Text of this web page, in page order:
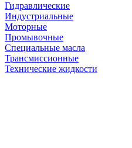
Гидравлические
Индустриальные
Моторные
Промывочные
Специальные масла
Трансмиссионные
Технические жидкости